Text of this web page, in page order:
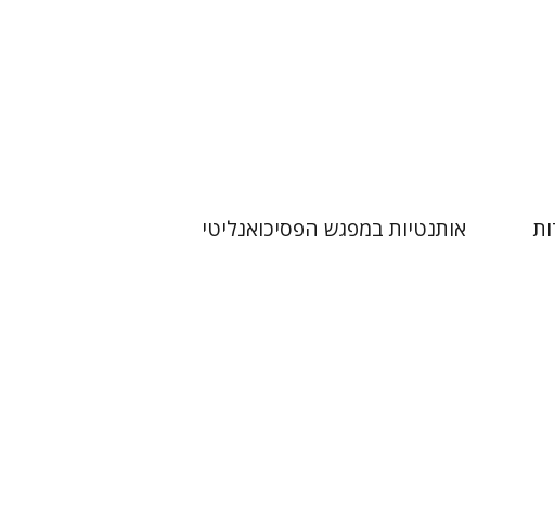
אותנטיות במפגש הפסיכואנליטי